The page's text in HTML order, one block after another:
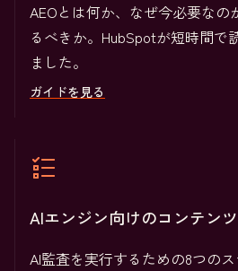
AEOとは何か、なぜ今必要なの
るべきか。HubSpotが短時間で
ました。
ガイドを見る
AIエンジン向けのコンテン
AI監査を実行するための8つの